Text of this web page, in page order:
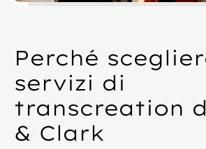
Perché
servizi di
transcreation
& Clark